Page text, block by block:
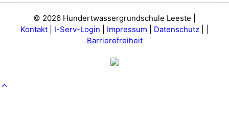
© 2026 Hundertwassergrundschule Leeste |
Kontakt
I-Serv-Login Impressum Datenschutz
Barrierefreiheit